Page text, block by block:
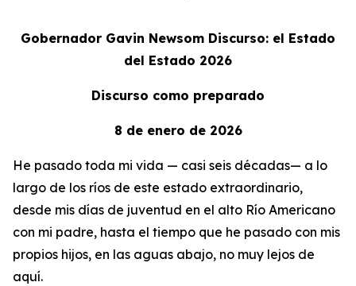
Gobernador Gavin Newsom Discurso: el Estado
del Estado 2026
Discurso como preparado
8 de enero de 2026
He pasado toda mi vida — casi seis décadas— a lo
largo de los ríos de este estado extraordinario,
desde mis días de juventud en el alto Río Americano
con mi padre, hasta el tiempo que he pasado con mis
propios hijos, en las aguas abajo, no muy lejos de
aquí.